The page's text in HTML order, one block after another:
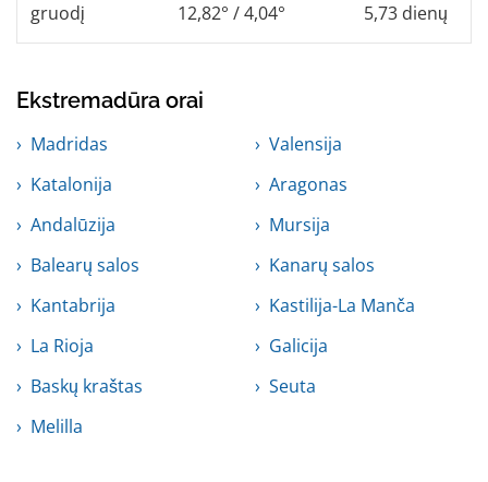
gruodį 12,82° / 4,04° 5,73 dienų
Ekstremadūra orai
Madridas
Valensija
Katalonija
Aragonas
Andalūzija
Mursija
Balearų salos
Kanarų salos
Kantabrija
Kastilija-La Manča
La Rioja
Galicija
Baskų kraštas
Seuta
Melilla